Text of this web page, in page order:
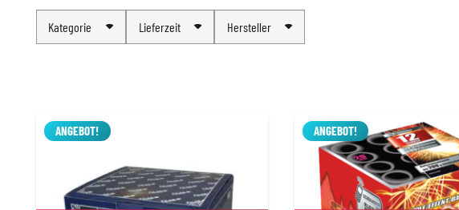
Kategorie Lieferzeit Hersteller
ANGEBOT! ANGEBOT!